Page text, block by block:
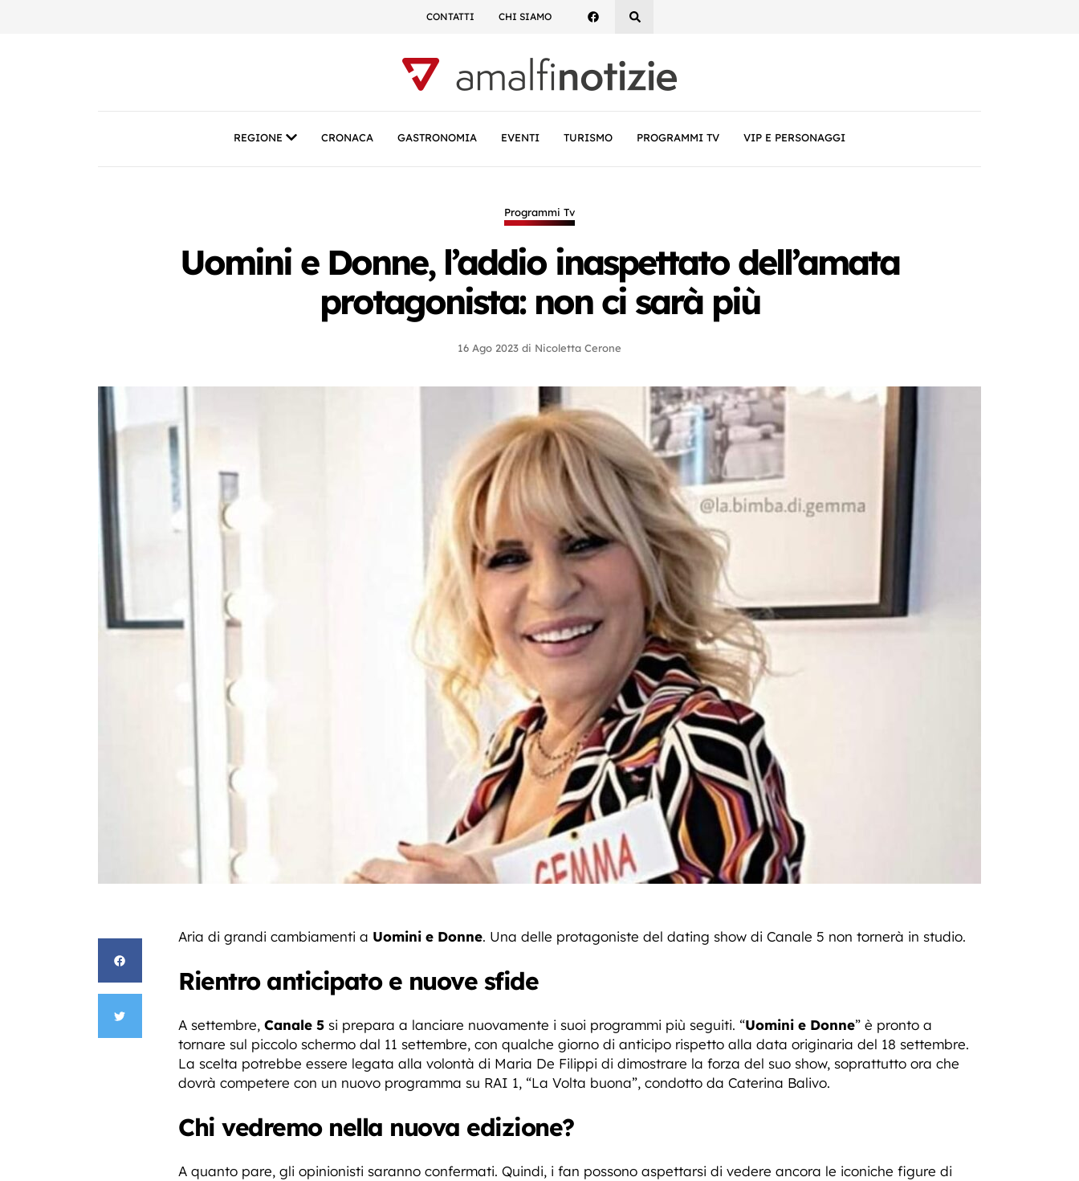
CONTATTI CHI SIAMO
REGIONE CRONACA GASTRONOMIA EVENTI TURISMO PROGRAMMI TV VIP E PERSONAGGI
Programmi Tv
Uomini e Donne, l’addio inaspettato dell’amata
protagonista: non ci sarà più
16 Ago 2023 di Nicoletta Cerone
Aria di grandi cambiamenti a Uomini e Donne. Una delle protagoniste del dating show di Canale 5 non tornerà in studio.
Rientro anticipato e nuove sfide
A settembre, Canale 5 si prepara a lanciare nuovamente i suoi programmi più seguiti. “Uomini e Donne” è pronto a
tornare sul piccolo schermo dal 11 settembre, con qualche giorno di anticipo rispetto alla data originaria del 18 settembre.
La scelta potrebbe essere legata alla volontà di Maria De Filippi di dimostrare la forza del suo show, soprattutto ora che
dovrà competere con un nuovo programma su RAI 1, “La Volta buona”, condotto da Caterina Balivo.
Chi vedremo nella nuova edizione?
A quanto pare, gli opinionisti saranno confermati. Quindi, i fan possono aspettarsi di vedere ancora le iconiche figure di